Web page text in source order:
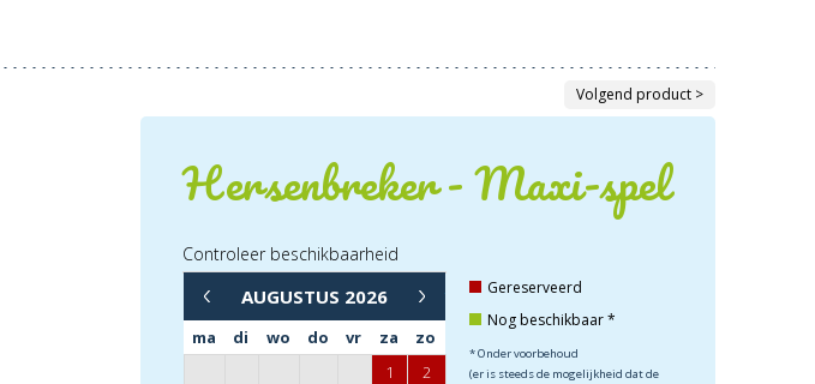
Volgend product >
Hersenbreker - Maxi-spel
Controleer beschikbaarheid
AUGUSTUS 2026
ma di wo do vr za
zo
1
2
Gereserveerd
Nog beschikbaar *
* Onder voorbehoud
(er is steeds de mogelijkheid dat de